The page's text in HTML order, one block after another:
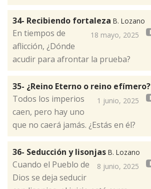
34- Recibiendo fortaleza B. Lozano
18 mayo, 2025
En tiempos de
aflicción, ¿Dónde
acudir para afrontar la prueba?
35- ¿Reino Eterno o reino efímero?
1 junio, 2025
Todos los imperios
caen, pero hay uno
que no caerá jamás. ¿Estás en él?
36- Seducción y lisonjas B. Lozano
8 junio, 2025
Cuando el Pueblo de
Dios se deja seducir